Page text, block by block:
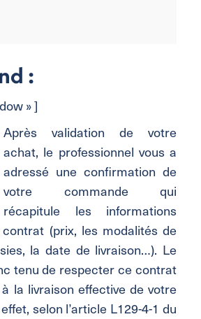
:
» ]
Après validation de votre
achat, le professionnel vous a
adressé une confirmation de
votre commande qui
récapitule les informations
(prix, les modalités de
la date de livraison…). Le
tenu de respecter ce contrat
la livraison effective de votre
selon l’article L129-4-1 du